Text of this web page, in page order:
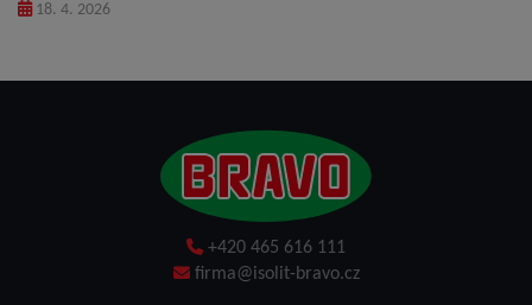
18. 4. 2026
+420 465 616 111
firma@isolit-bravo.cz